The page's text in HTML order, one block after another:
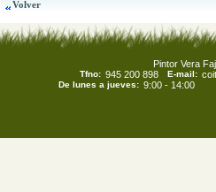
Pintor Vera
Tfno: 945 200 898 E-mail:
De lunes a jueves: 9:00 - 14:00